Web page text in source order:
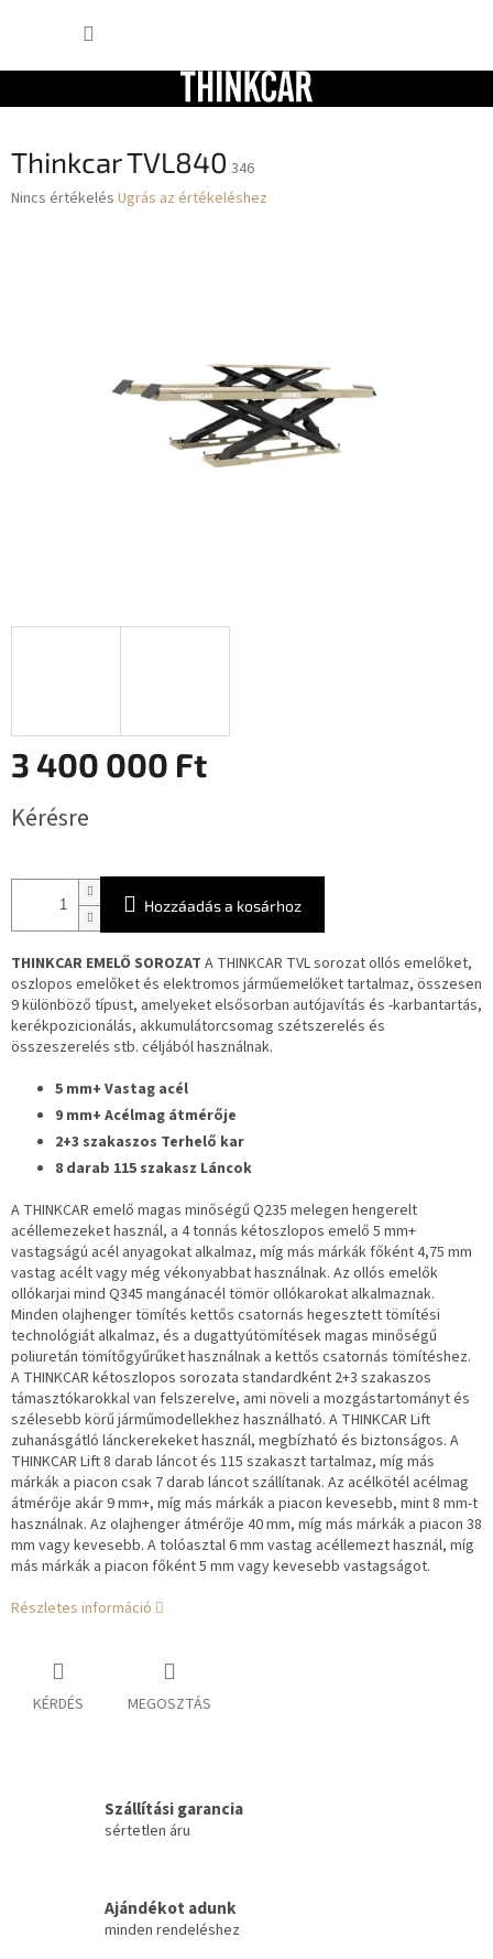
tartalomhoz
Thinkcar TVL840 346
A
Nincs értékelés Ugrás az értékeléshez
3 400 000 Ft
Kérésre
Hozzáadás a kosárhoz
THINKCAR EMELŐ SOROZAT A THINKCAR TVL sorozat ollós emelőket,
oszlopos emelőket és elektromos járműemelőket tartalmaz, összesen
9 különböző típust, amelyeket elsősorban autójavítás és -karbantartás,
kerékpozicionálás, akkumulátorcsomag szétszerelés és
összeszerelés stb. céljából használnak.
5 mm+ Vastag acél
9 mm+ Acélmag átmérője
2+3 szakaszos Terhelő kar
8 darab 115 szakasz Láncok
A THINKCAR emelő magas minőségű Q235 melegen hengerelt
acéllemezeket használ, a 4 tonnás kétoszlopos emelő 5 mm+
vastagságú acél anyagokat alkalmaz, míg más márkák főként 4,75 mm
vastag acélt vagy még vékonyabbat használnak. Az ollós emelők
ollókarjai mind Q345 mangánacél tömör ollókarokat alkalmaznak.
Minden olajhenger tömítés kettős csatornás hegesztett tömítési
technológiát alkalmaz, és a dugattyútömítések magas minőségű
poliuretán tömítőgyűrűket használnak a kettős csatornás tömítéshez.
A THINKCAR kétoszlopos sorozata standardként 2+3 szakaszos
támasztókarokkal van felszerelve, ami növeli a mozgástartományt és
szélesebb körű járműmodellekhez használható. A THINKCAR Lift
zuhanásgátló lánckerekeket használ, megbízható és biztonságos. A
THINKCAR Lift 8 darab láncot és 115 szakaszt tartalmaz, míg más
márkák a piacon csak 7 darab láncot szállítanak. Az acélkötél acélmag
átmérője akár 9 mm+, míg más márkák a piacon kevesebb, mint 8 mm-t
használnak. Az olajhenger átmérője 40 mm, míg más márkák a piacon 38
mm vagy kevesebb. A tolóasztal 6 mm vastag acéllemezt használ, míg
más márkák a piacon főként 5 mm vagy kevesebb vastagságot.
Részletes információ
KÉRDÉS MEGOSZTÁS
Szállítási garancia
sértetlen áru
Ajándékot adunk
minden rendeléshez